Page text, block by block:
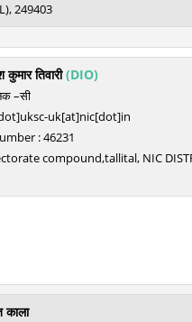
249403
कुमार तिवारी(DIO)
–सी
uk[at]nic[dot]in
: 46231
compound,tallital, NIC
काला